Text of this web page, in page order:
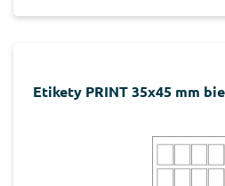
Etikety PRINT 35x45 mm